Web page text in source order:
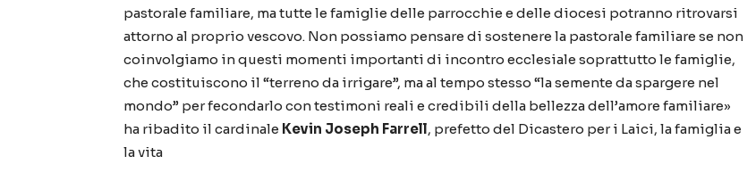
pastorale familiare, ma tutte le famiglie delle parrocchie e delle diocesi potranno ritrovarsi
attorno al proprio vescovo. Non possiamo pensare di sostenere la pastorale familiare se non
coinvolgiamo in questi momenti importanti di incontro ecclesiale soprattutto le famiglie,
che costituiscono il “terreno da irrigare”, ma al tempo stesso “la semente da spargere nel
mondo” per fecondarlo con testimoni reali e credibili della bellezza dell’amore familiare»
ha ribadito il cardinale Kevin Joseph Farrell, prefetto del Dicastero per i Laici, la famiglia e
la vita